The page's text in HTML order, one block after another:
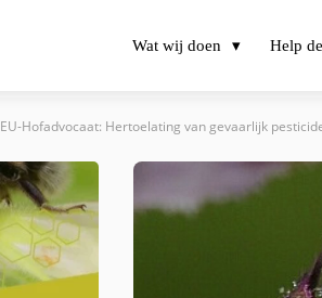
Wat wij doen Help
EU-Hofadvocaat: Hertoelating van gevaarlijk